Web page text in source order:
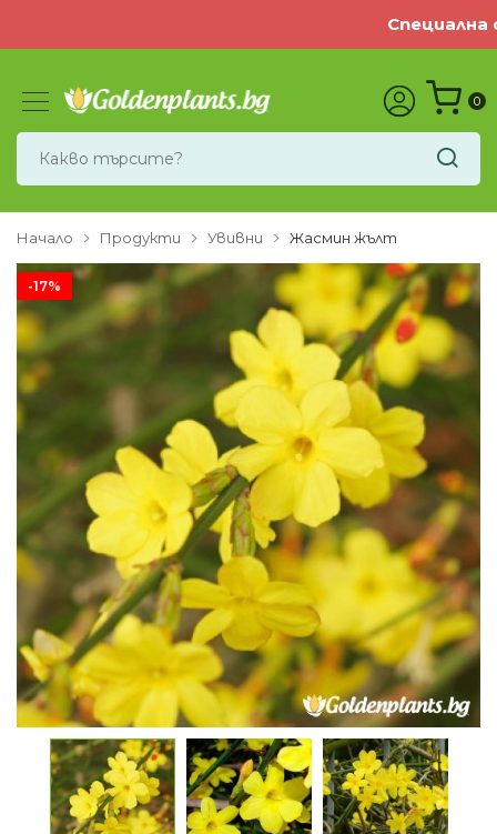
Специална
0
Начало Продукти Увивни Жасмин жълт
-17%